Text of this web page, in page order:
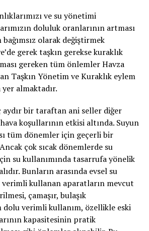
ve su yönetimi
doluluk oranlarının artması
bağımsız olarak değiştirmek
gerek taşkın gerekse kuraklık
gereken tüm önlemler Havza
Taşkın Yönetim ve Kuraklık eylem
yer almaktadır.
aydır bir taraftan ani seller diğer
koşullarının etkisi altında. Suyun
tüm dönemler için geçerli bir
çok sıcak dönemlerde su
su kullanımında tasarrufa yönelik
Bunların arasında evsel su
verimli kullanan aparatların mevcut
çamaşır, bulaşık
verimli kullanım, özellikle eski
kapasitesinin pratik